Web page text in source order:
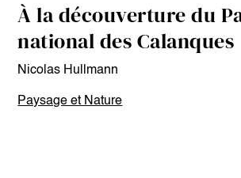
À la découverture du
national des Calanques
Nicolas Hullmann
Paysage et Nature